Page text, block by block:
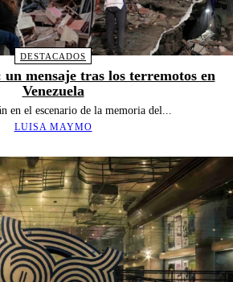
DESTACADOS
un mensaje tras los terremotos en
Venezuela
en el escenario de la memoria del...
LUISA MAYMO